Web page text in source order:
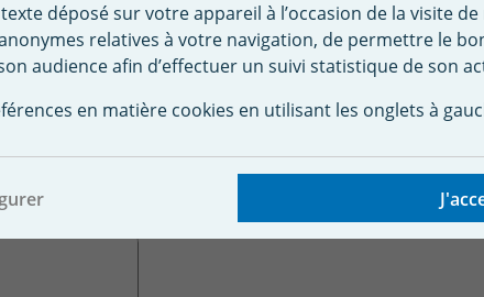
Accessoire robot Zodiac Baracuda Pack Filtre
standard et Brosses
déposé sur votre appareil à l’occasion de la visite
relatives à votre navigation, de permettre le
audience afin d’effectuer un suivi statistique de son
en matière cookies en utilisant les onglets à